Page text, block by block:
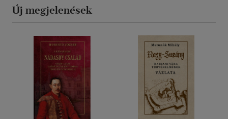
Új megjelenések